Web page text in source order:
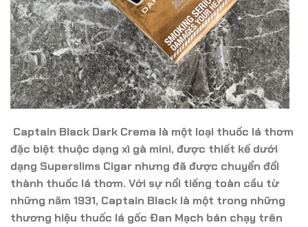
Captain Black Dark Crema là một loại thuốc lá thơm
đặc biệt thuộc dạng xì gà mini, được thiết kế dưới
dạng Superslims Cigar nhưng đã được chuyển đổi
thành thuốc lá thơm. Với sự nổi tiếng toàn cầu từ
những năm 1931, Captain Black là một trong những
thương hiệu thuốc lá gốc Đan Mạch bán chạy trên